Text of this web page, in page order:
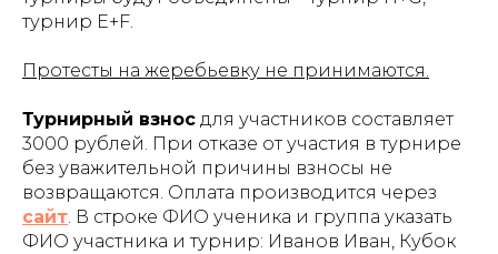
турнир E+F.
Протесты на жеребьевку не принимаются.
Турнирный взнос для участников составляет
3000 рублей. При отказе от участия в турнире
без уважительной причины взносы не
возвращаются. Оплата производится через
сайт. В строке ФИО ученика и группа указать
ФИО участника и турнир: Иванов Иван, Кубок